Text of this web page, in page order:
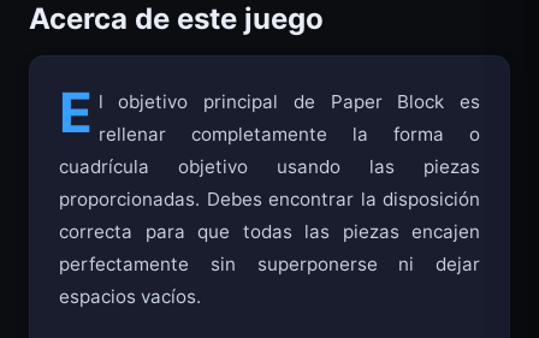
Acerca de este juego
E l objetivo principal de Paper Block es
rellenar completamente la forma o
cuadrícula objetivo usando las piezas
proporcionadas. Debes encontrar la disposición
correcta para que todas las piezas encajen
perfectamente sin superponerse ni dejar
espacios vacíos.